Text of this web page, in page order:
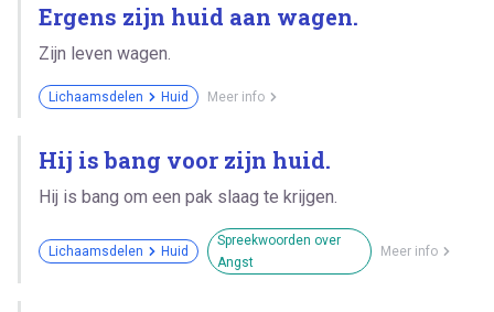
Ergens zijn huid aan wagen.
Zijn leven wagen.
Lichaamsdelen Huid Meer info
Hij is bang voor zijn huid.
Hij is bang om een pak slaag te krijgen.
Lichaamsdelen Huid
Spreekwoorden over
Angst
Meer info